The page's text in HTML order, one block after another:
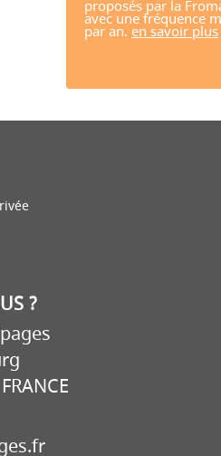
proposés par la
avec une fréquence
par an. en savoir plus
?